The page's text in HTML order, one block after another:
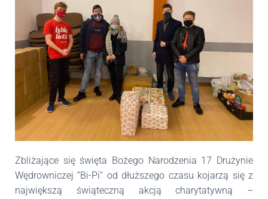
Zbliżające się święta Bożego Narodzenia 17 Drużynie
Wędrowniczej “Bi-Pi” od dłuższego czasu kojarzą się z
największą świąteczną akcją charytatywną –